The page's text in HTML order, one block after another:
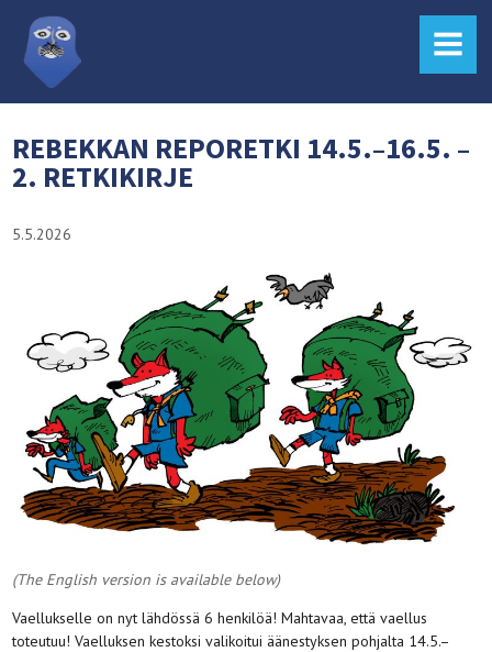
MENU
REBEKKAN REPORETKI 14.5.–16.5. –
2. RETKIKIRJE
5.5.2026
(The English version is available below)
Vaellukselle on nyt lähdössä 6 henkilöä! Mahtavaa, että vaellus
toteutuu! Vaelluksen kestoksi valikoitui äänestyksen pohjalta 14.5.–